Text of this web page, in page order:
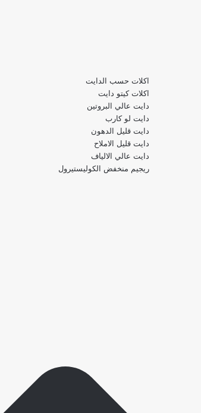
اكلات حسب الدايت
اكلات كيتو دايت
دايت عالي البروتين
دايت لو كارب
دايت قليل الدهون
دايت قليل الاملاح
دايت عالي الالياف
ريجيم منخفض الكوليستيرول